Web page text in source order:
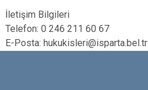
İletişim Bilgileri
Telefon: 0 246 211 60 67
E-Posta: hukukisleri@isparta.bel.tr